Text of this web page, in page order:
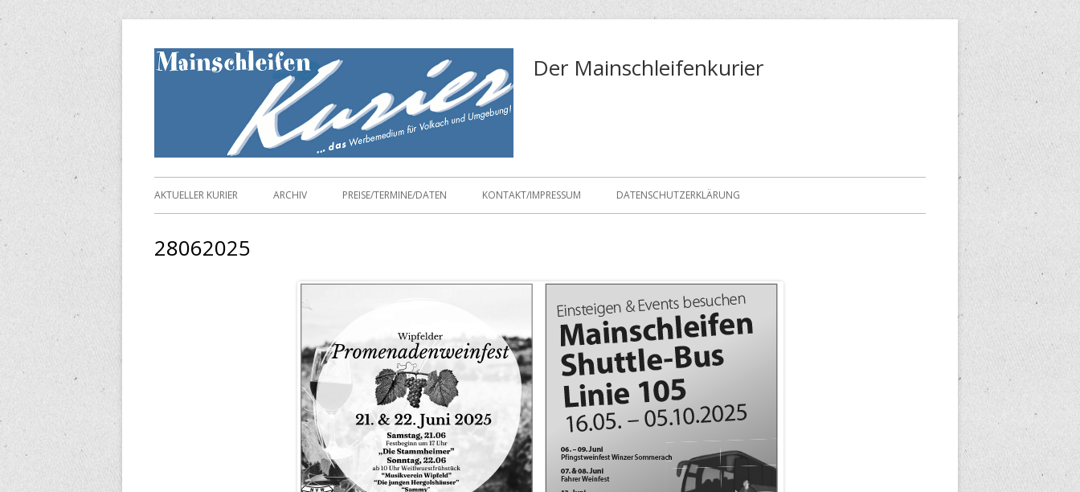
Der Mainschleifenkurier
Primäres
AKTUELLER KURIER ARCHIV PREISE/TERMINE/DATEN KONTAKT/IMPRESSUM DATENSCHUTZERKLÄRUNG
28062025